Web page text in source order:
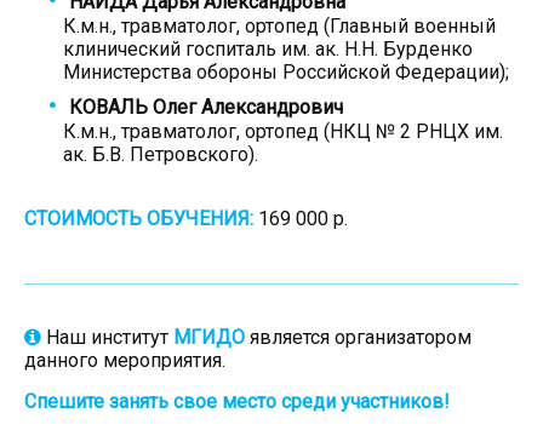
К.м.н., травматолог, ортопед (Главный военный
клинический госпиталь им. ак. Н.Н. Бурденко
Министерства обороны Российской Федерации);
КОВАЛЬ Олег Александрович
К.м.н., травматолог, ортопед (НКЦ № 2 РНЦХ им.
ак. Б.В. Петровского).
СТОИМОСТЬ ОБУЧЕНИЯ: 169 000 р.
Наш институт МГИДО является организатором
данного мероприятия.
Спешите занять свое место среди участников!